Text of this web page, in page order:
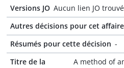
Versions JO Aucun lien JO trouvé
Autres décisions pour cet affaire
Résumés pour cette décision -
Titre de la
A method of